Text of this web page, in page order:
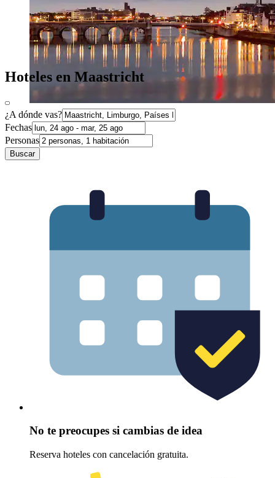
Hoteles en Maastricht
¿A dónde vas?
Fechas
Personas
Buscar
No te preocupes si cambias de idea
Reserva hoteles con cancelación gratuita.